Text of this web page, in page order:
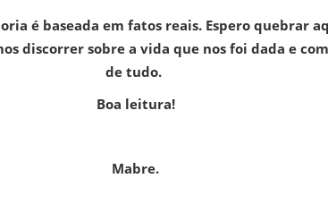
é baseada em fatos reais. Espero quebrar
discorrer sobre a vida que nos foi dada e
de tudo.
Boa leitura!
Mabre.